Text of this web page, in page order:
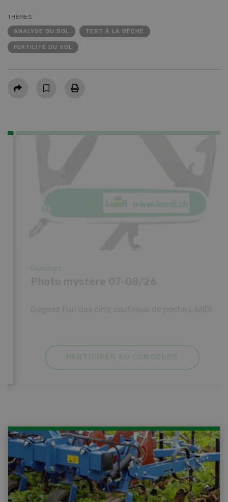
THÈMES
ANALYSE DU SOL TEST À LA BÊCHE
FERTILITÉ DU SOL
Partager
PARTICIPER AU CONCOURS